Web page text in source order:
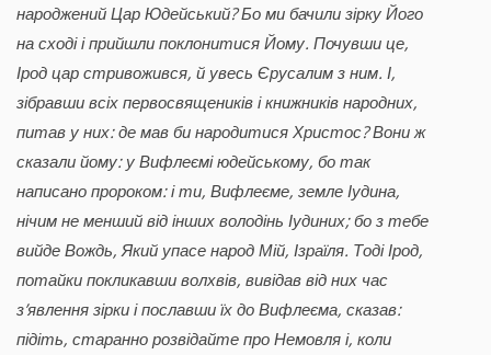
народжений Цар Юдейський? Бо ми бачили зірку Його
на сході і прийшли поклонитися Йому. Почувши це,
Ірод цар стривожився, й увесь Єрусалим з ним. І,
зібравши всіх первосвящеників і книжників народних,
питав у них: де мав би народитися Христос? Вони ж
сказали йому: у Вифлеємі юдейському, бо так
написано пророком: і ти, Вифлеєме, земле Іудина,
нічим не менший від інших володінь Іудиних; бо з тебе
вийде Вождь, Який упасе народ Мій, Ізраїля. Тоді Ірод,
потайки покликавши волхвів, вивідав від них час
з’явлення зірки і пославши їх до Вифлеєма, сказав:
підіть, старанно розвідайте про Немовля і, коли